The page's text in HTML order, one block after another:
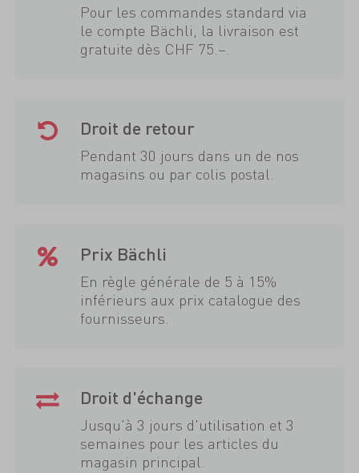
Pour les commandes standard via
le compte Bächli, la livraison est
gratuite dès CHF 75.–.
Droit de retour
Pendant 30 jours dans un de nos
magasins ou par colis postal.
Prix Bächli
En règle générale de 5 à 15%
inférieurs aux prix catalogue des
fournisseurs.
Droit d'échange
Jusqu'à 3 jours d'utilisation et 3
semaines pour les articles du
magasin principal.